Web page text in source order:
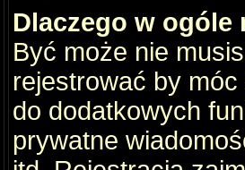
Dlaczego w ogóle
Być może nie
rejestrować by
do dodatkowych
prywatne